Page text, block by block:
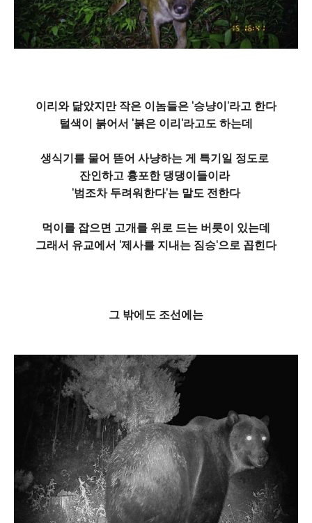
이리와 닮았지만 작은 이놈들은 '승냥이'라고 한다
털색이 붉어서 '붉은 이리'라고도 하는데
생식기를 물어 뜯어 사냥하는 게 특기일 정도로
잔인하고 흉포한 댕댕이들이라
'범조차 두려워한다'는 말도 전한다
먹이를 잡으면 고개를 위로 드는 버릇이 있는데
그래서 유교에서 '제사를 지내는 짐승'으로 꼽힌다
그 밖에도 조선에는